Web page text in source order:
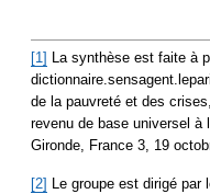
[1] La synthèse est faite à
de la pauvreté et des crises,
revenu de base universel à
Gironde, France 3, 19
[2] Le groupe est dirigé